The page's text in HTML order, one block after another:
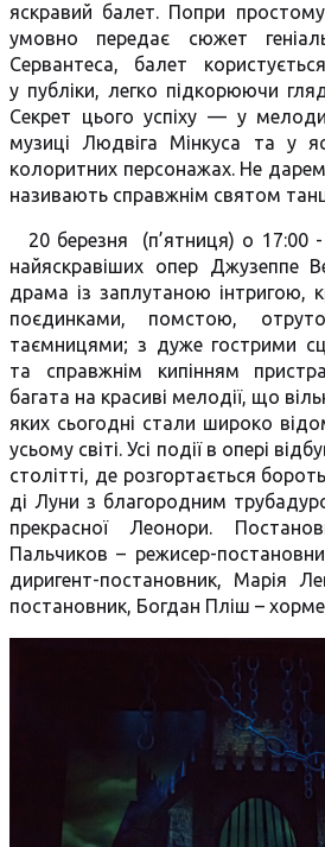
яскравий балет. Попри
умовно передає сюжет
Сервантеса, балет
у публіки, легко підкорюючи
Секрет цього успіху — у
музиці Людвіга Мінкуса та у
колоритних персонажах. Не
називають справжнім святом
20 березня (п’ятниця) о 17:00
найяскравіших опер Джузеппе
драма із заплутаною інтригою,
поєдинками, помстою,
таємницями; з дуже гострими
та справжнім кипінням
багата на красиві мелодії, що
яких сьогодні стали широко
усьому світі. Усі події в опері
столітті, де розгортається
ді Луни з благородним
прекрасної Леонори.
Пальчиков – режисер-
диригент-постановник, Марія
постановник, Богдан Пліш –